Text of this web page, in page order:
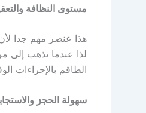
مستوى النظافة
هذا عنصر مهم جدا
لذا عندما تذهب إلى
الطاقم بالإجراءات
سهولة الحجز